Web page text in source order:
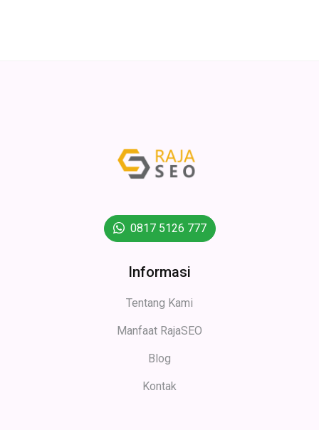
0817 5126 777
Informasi
Tentang Kami
Manfaat RajaSEO
Blog
Kontak